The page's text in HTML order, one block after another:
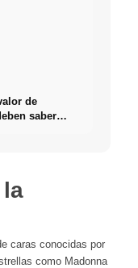
de
saber
caras conocidas por
como Madonna